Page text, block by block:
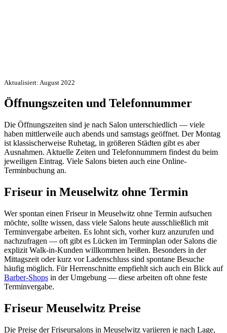
Aktualisiert: August 2022
Öffnungszeiten und Telefonnummer
Die Öffnungszeiten sind je nach Salon unterschiedlich — viele
haben mittlerweile auch abends und samstags geöffnet. Der Montag
ist klassischerweise Ruhetag, in größeren Städten gibt es aber
Ausnahmen. Aktuelle Zeiten und Telefonnummern findest du beim
jeweiligen Eintrag. Viele Salons bieten auch eine Online-
Terminbuchung an.
Friseur in Meuselwitz ohne Termin
Wer spontan einen Friseur in Meuselwitz ohne Termin aufsuchen
möchte, sollte wissen, dass viele Salons heute ausschließlich mit
Terminvergabe arbeiten. Es lohnt sich, vorher kurz anzurufen und
nachzufragen — oft gibt es Lücken im Terminplan oder Salons die
explizit Walk-in-Kunden willkommen heißen. Besonders in der
Mittagszeit oder kurz vor Ladenschluss sind spontane Besuche
häufig möglich. Für Herrenschnitte empfiehlt sich auch ein Blick auf
Barber-Shops in der Umgebung — diese arbeiten oft ohne feste
Terminvergabe.
Friseur Meuselwitz Preise
Die Preise der Friseursalons in Meuselwitz variieren je nach Lage,